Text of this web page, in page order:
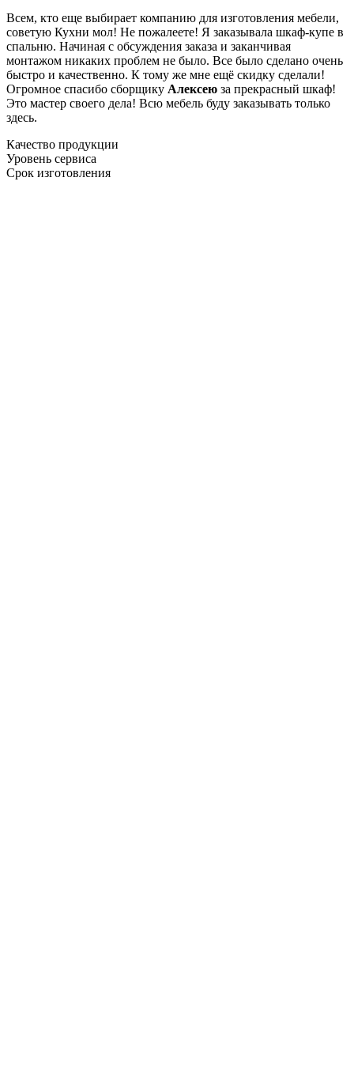
Всем, кто еще выбирает компанию для изготовления мебели,
советую Кухни мол! Не пожалеете! Я заказывала шкаф-купе в
спальню. Начиная с обсуждения заказа и заканчивая
монтажом никаких проблем не было. Все было сделано очень
быстро и качественно. К тому же мне ещё скидку сделали!
Огромное спасибо сборщику Алексею за прекрасный шкаф!
Это мастер своего дела! Всю мебель буду заказывать только
здесь.
Качество продукции
Уровень сервиса
Срок изготовления